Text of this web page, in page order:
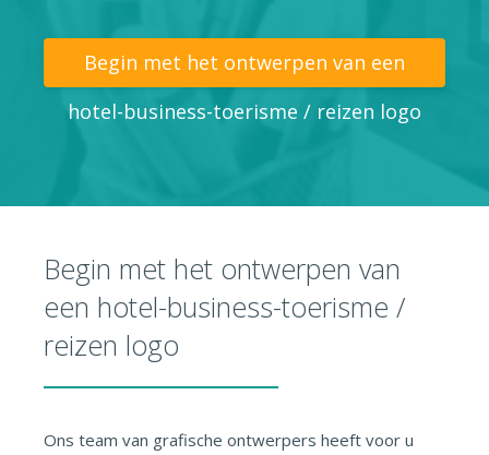
INLOGGEN
Begin met het ontwerpen van een
hotel-business-toerisme / reizen logo
Begin met het ontwerpen van
een hotel-business-toerisme /
reizen logo
Ons team van grafische ontwerpers heeft voor u